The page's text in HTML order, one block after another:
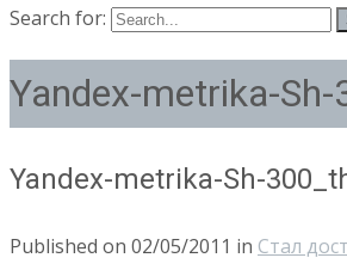
Search for:
Yandex-metrika-
Yandex-metrika-Sh-
Published on 02/05/2011 in Стал